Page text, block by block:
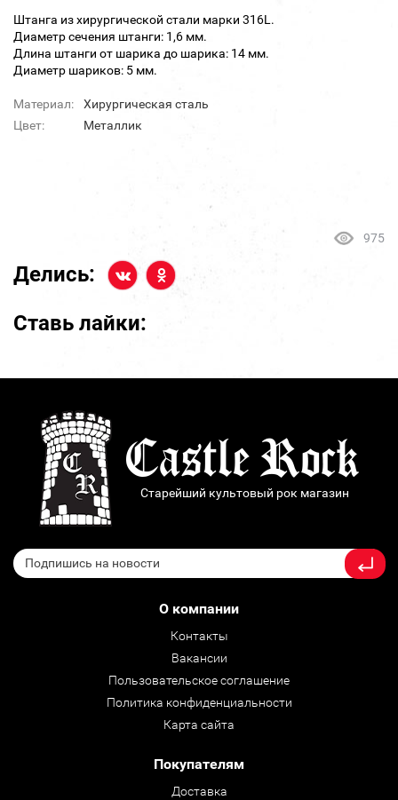
Штанга из хирургической стали марки 316L.
Диаметр сечения штанги: 1,6 мм.
Длина штанги от шарика до шарика: 14 мм.
Диаметр шариков: 5 мм.
Материал:
Хирургическая сталь
Цвет:
Металлик
975
Делись:
Ставь лайки:
Старейший культовый рок магазин
О компании
Контакты
Вакансии
Пользовательское соглашение
Политика конфиденциальности
Карта сайта
Покупателям
Доставка